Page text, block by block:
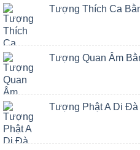
Tượng Thích Ca
Tượng Quan Âm
Tượng Phật A Di